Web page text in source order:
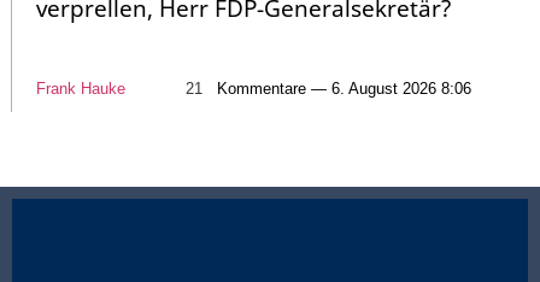
verprellen, Herr FDP-Generalsekretär?
Frank Hauke 21 Kommentare — 6. August 2026 8:06